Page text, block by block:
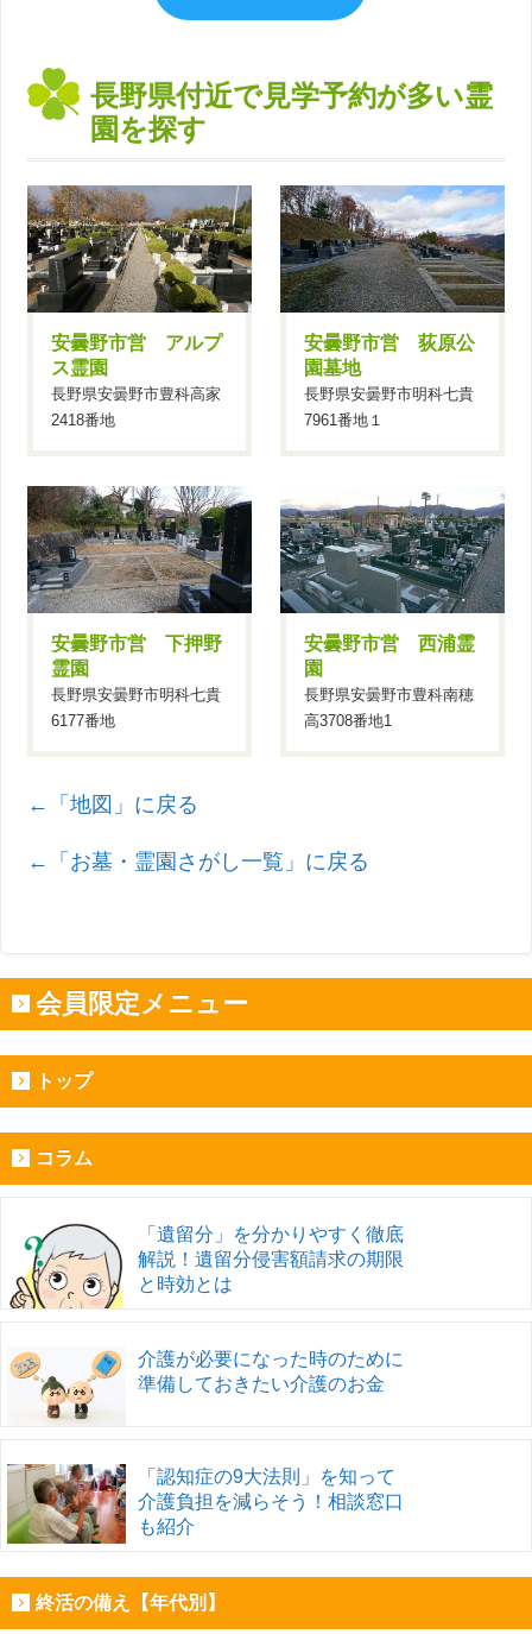
長野県付近で見学予約が多い霊
園を探す
安曇野市営 アルプ
ス霊園
長野県安曇野市豊科高家
2418番地
安曇野市営 荻原公
園墓地
長野県安曇野市明科七貴
7961番地１
安曇野市営 下押野
霊園
長野県安曇野市明科七貴
6177番地
安曇野市営 西浦霊
園
長野県安曇野市豊科南穂
高3708番地1
←「地図」に戻る
←「お墓・霊園さがし一覧」に戻る
会員限定メニュー
トップ
コラム
「遺留分」を分かりやすく徹底
解説！遺留分侵害額請求の期限
と時効とは
介護が必要になった時のために
準備しておきたい介護のお金
「認知症の9大法則」を知って
介護負担を減らそう！相談窓口
も紹介
終活の備え【年代別】